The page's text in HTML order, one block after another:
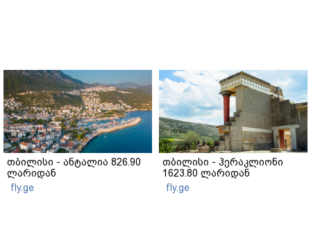
თბილისი - ანტალია 826.90
ლარიდან
fly.ge
თბილისი - ჰერაკლიონი
1623.80 ლარიდან
fly.ge